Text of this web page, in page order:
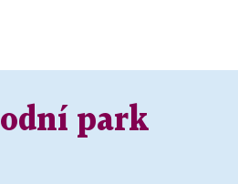
park